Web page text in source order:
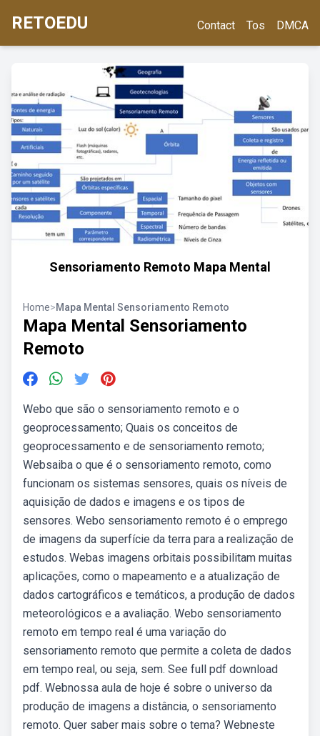
RETOEDU Contact Tos DMCA
Sensoriamento Remoto Mapa Mental
Home>Mapa Mental Sensoriamento Remoto
Mapa Mental Sensoriamento
Remoto
Webo que são o sensoriamento remoto e o
geoprocessamento; Quais os conceitos de
geoprocessamento e de sensoriamento remoto;
Websaiba o que é o sensoriamento remoto, como
funcionam os sistemas sensores, quais os níveis de
aquisição de dados e imagens e os tipos de
sensores. Webo sensoriamento remoto é o emprego
de imagens da superfície da terra para a realização de
estudos. Webas imagens orbitais possibilitam muitas
aplicações, como o mapeamento e a atualização de
dados cartográficos e temáticos, a produção de dados
meteorológicos e a avaliação. Webo sensoriamento
remoto em tempo real é uma variação do
sensoriamento remoto que permite a coleta de dados
em tempo real, ou seja, sem. See full pdf download
pdf. Webnossa aula de hoje é sobre o universo da
produção de imagens a distância, o sensoriamento
remoto. Quer saber mais sobre o tema? Webneste